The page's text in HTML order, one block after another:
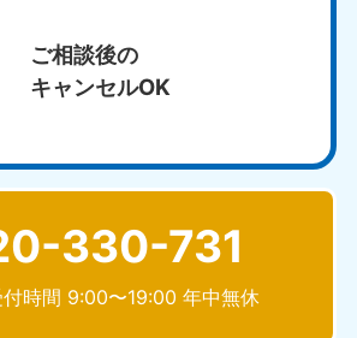
ご相談後の
キャンセルOK
330-731
付時間 9:00〜19:00 年中無休